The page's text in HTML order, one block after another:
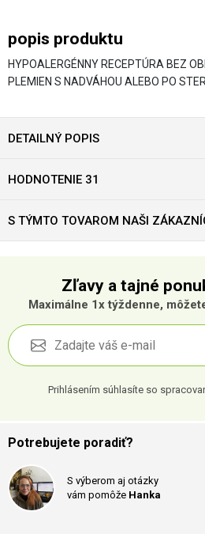
popis produktu
HYPOALERGÉNNY RECEPTÚRA BEZ
PLEMIEN S NADVÁHOU ALEBO PO
DETAILNÝ POPIS
HODNOTENIE 31
S TÝMTO TOVAROM NAŠI
Zľavy a tajné
Maximálne 1x týždenne,
Prihlásením súhlasíte so
Potrebujete poradiť?
S výberom aj otázky
vám pomôže Hanka